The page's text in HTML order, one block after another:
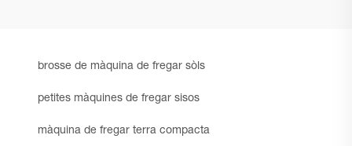
brosse de màquina de fregar sòls
petites màquines de fregar sisos
màquina de fregar terra compacta